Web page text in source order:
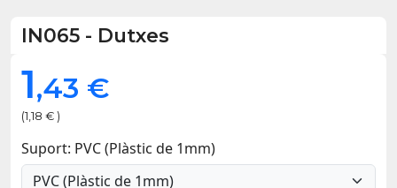
IN065 - Dutxes
1,43 €
(1,18 € )
Suport: PVC (Plàstic de 1mm)